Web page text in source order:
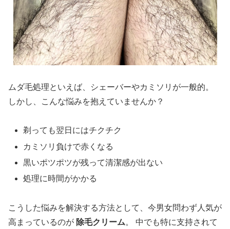
ムダ毛処理といえば、シェーバーやカミソリが一般的。
しかし、こんな悩みを抱えていませんか？
剃っても翌日にはチクチク
カミソリ負けで赤くなる
黒いポツポツが残って清潔感が出ない
処理に時間がかかる
こうした悩みを解決する方法として、今男女問わず人気が
高まっているのが 除毛クリーム。 中でも特に支持されて